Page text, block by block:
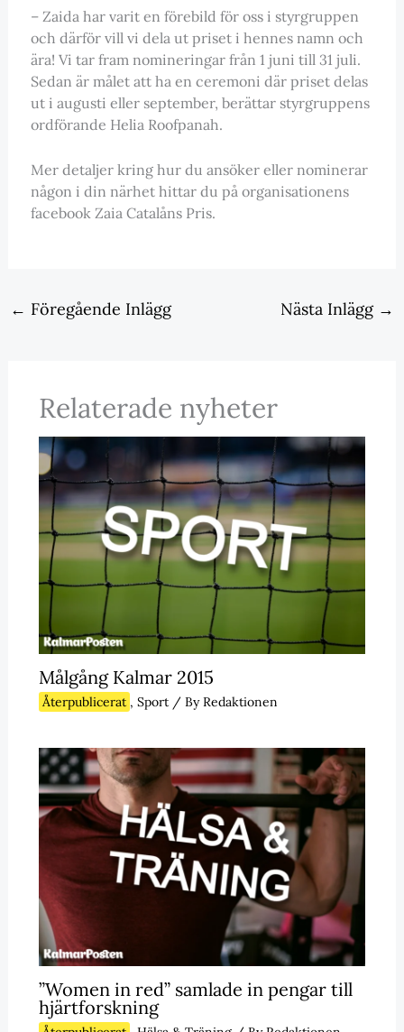
– Zaida har varit en förebild för oss i styrgruppen
och därför vill vi dela ut priset i hennes namn och
ära! Vi tar fram nomineringar från 1 juni till 31 juli.
Sedan är målet att ha en ceremoni där priset delas
ut i augusti eller september, berättar styrgruppens
ordförande Helia Roofpanah.
Mer detaljer kring hur du ansöker eller nominerar
någon i din närhet hittar du på organisationens
facebook Zaia Catalåns Pris.
← Föregående Inlägg Nästa Inlägg →
Relaterade nyheter
Målgång Kalmar 2015
Återpublicerat , Sport/ ByRedaktionen
”Women in red” samlade in pengar till
hjärtforskning